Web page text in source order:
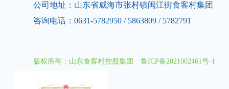
公司地址：山东省威海市张村镇闽江街食客村集团
咨询电话：0631-5782950 / 5863809 / 5782791
版权所有：山东食客村控股集团 鲁ICP备2021002461号-1